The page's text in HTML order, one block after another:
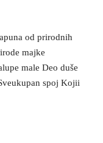
od prirodnih
majke
male Deo duše
spoj Kojii